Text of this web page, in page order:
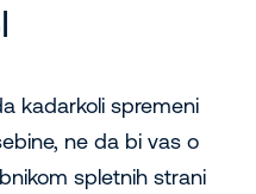
kadarkoli spremeni
ne da bi vas o
spletnih strani